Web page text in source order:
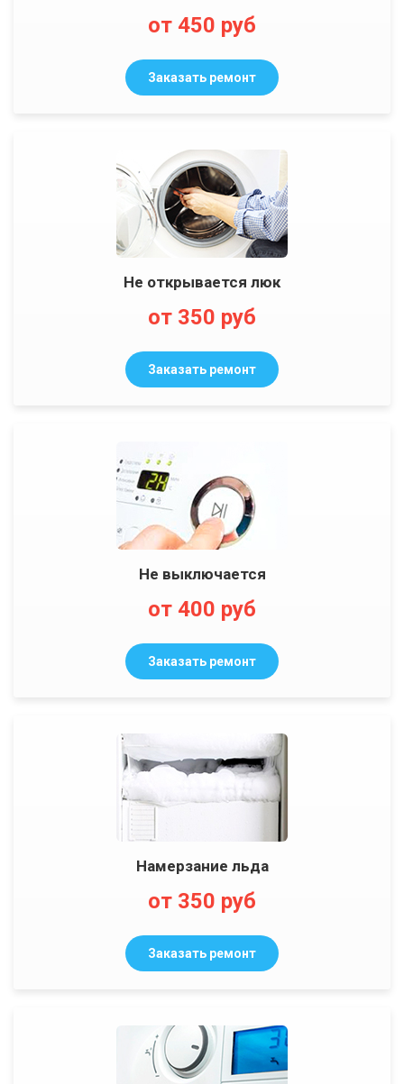
от 450 руб
Заказать ремонт
Не открывается люк
от 350 руб
Заказать ремонт
Не выключается
от 400 руб
Заказать ремонт
Намерзание льда
от 350 руб
Заказать ремонт